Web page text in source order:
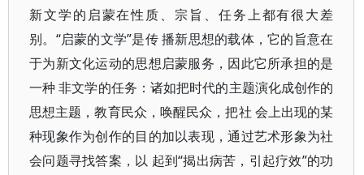
新文学的启蒙在性质、宗旨、任务上都有很大差
别。“启蒙的文学”是传 播新思想的载体，它的旨意在
于为新文化运动的思想启蒙服务，因此它所承担的是
一种 非文学的任务：诸如把时代的主题演化成创作的
思想主题，教育民众，唤醒民众，把社 会上出现的某
种现象作为创作的目的加以表现，通过艺术形象为社
会问题寻找答案，以 起到“揭出病苦，引起疗效”的功